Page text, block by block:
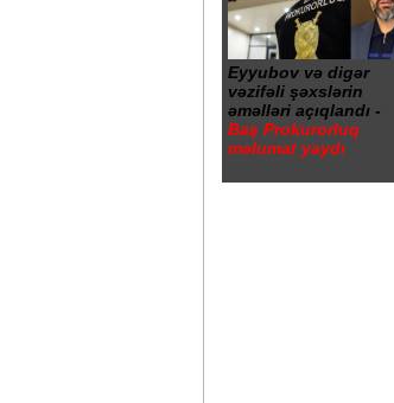
Eyyubov və digər
vəzifəli şəxslərin
əməlləri açıqlandı -
Baş Prokurorluq
məlumat yaydı